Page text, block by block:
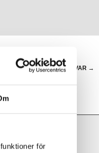
för
ATT TA FRÅGAN PÅ ALLVAR →